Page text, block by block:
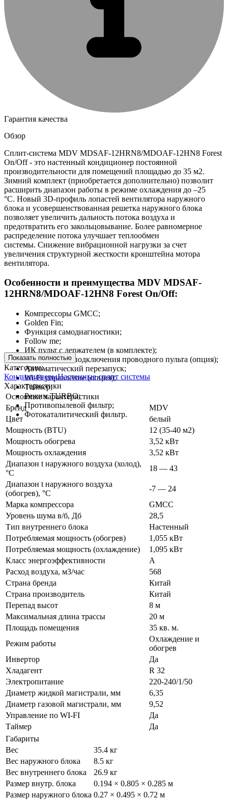
Гарантия качества
Обзор
Сплит-система MDV MDSAF-12HRN8/MDOAF-12HN8 Forest
On/Off - это настенный кондиционер постоянной
производительности для помещений площадью до 35 м2.
Зимний комплект (приобретается дополнительно) позволит
расширить диапазон работы в режиме охлаждения до –25
°C. Новый 3D-профиль лопастей вентилятора наружного
блока и усовершенствованная решетка наружного блока
позволяет увеличить дальность потока воздуха и
предотвратить его закольцовывание. Более равномерное
распределение потока улучшает теплообмен
системы. Снижение вибрационной нагрузки за счет
увеличения структурной жесткости кронштейна мотора
вентилятора.
Особенности и преимущества MDV MDSAF-
12HRN8/MDOAF-12HN8 Forest On/Off:
Компрессоры GMCC;
Golden Fin;
Функция самодиагностики;
Follow me;
ИК пульт с держателем (в комплекте);
Возможность подключения проводного пульта (опция);
Автоматический перезапуск;
Wi-Fi управление (опция);
Таймер;
Режим TURBO;
Противопылевой фильтр;
Фотокаталитический фильтр.
Показать полностью
Категории:
КондиционерыНастенные сплит системы
Характеристики
Основные характеристики
Бренд
MDV
Цвет
белый
Мощность (BTU)
12 (35-40 м2)
Мощность обогрева
3,52 кВт
Мощность охлаждения
3,52 кВт
Диапазон t наружного воздуха (холод),
°C
18 — 43
Диапазон t наружного воздуха
(обогрев), °C
-7 — 24
Марка компрессора
GMCC
Уровень шума в/б, Дб
28,5
Тип внутреннего блока
Настенный
Потребляемая мощность (обогрев)
1,055 кВт
Потребляемая мощность (охлаждение)
1,095 кВт
Класс энергоэффективности
A
Расход воздуха, м3/час
568
Страна бренда
Китай
Страна производитель
Китай
Перепад высот
8 м
Максимальная длина трассы
20 м
Площадь помещения
35 кв. м.
Режим работы
Охлаждение и
обогрев
Инвертор
Да
Хладагент
R 32
Электропитание
220-240/1/50
Диаметр жидкой магистрали, мм
6,35
Диаметр газовой магистрали, мм
9,52
Управление по WI-FI
Да
Таймер
Да
Габариты
Вес
35.4 кг
Вес наружного блока
8.5 кг
Вес внутреннего блока
26.9 кг
Размер внутр. блока
0.194 × 0.805 × 0.285 м
Размер наружного блока 0.27 × 0.495 × 0.72 м